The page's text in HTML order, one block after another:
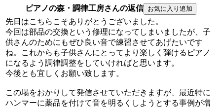
ピアノの森・調律工房さんの返信
先日はこちらこそありがとうございました。
今回は部品の交換という修理になってしまいましたが、子
供さんのためにもぜひ良い音で練習させてあげたいです
ね。これからも子供さんにとってより楽しく弾けるピアノ
になるよう調律調整をしていければと思います。
今後とも宜しくお願い致します。
この場をおかりして発信させていただきますが、最近特に
ハンマーに薬品を付けて音を明るくしようとする事例が増